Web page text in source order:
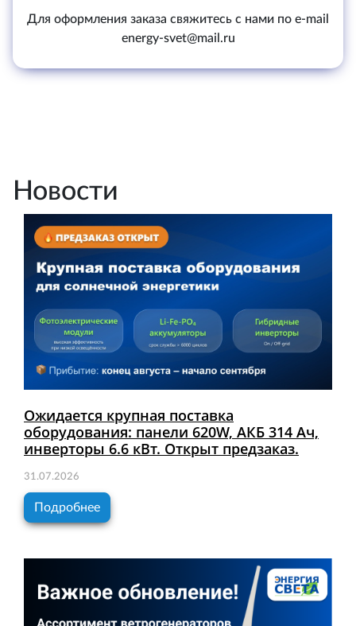
Для оформления заказа свяжитесь с нами по e-mail
energy-svet@mail.ru
Новости
Ожидается крупная поставка
оборудования: панели 620W, АКБ 314 Ач,
инверторы 6.6 кВт. Открыт предзаказ.
31.07.2026
Подробнее